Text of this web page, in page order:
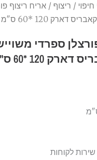
/ ריצוף / אריח ריצוף
ספרדי
לקוחות